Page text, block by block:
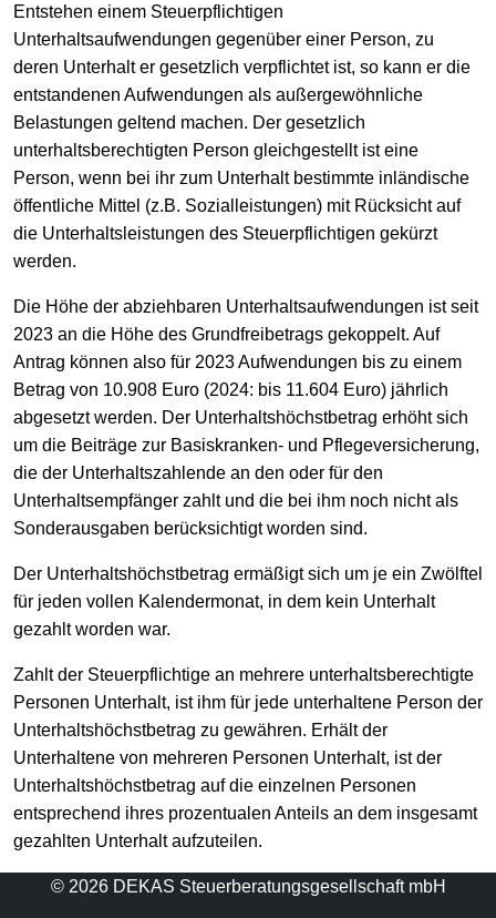
Entstehen einem Steuerpflichtigen
Unterhaltsaufwendungen gegenüber einer Person, zu
deren Unterhalt er gesetzlich verpflichtet ist, so kann er die
entstandenen Aufwendungen als außergewöhnliche
Belastungen geltend machen. Der gesetzlich
unterhaltsberechtigten Person gleichgestellt ist eine
Person, wenn bei ihr zum Unterhalt bestimmte inländische
öffentliche Mittel (z.B. Sozialleistungen) mit Rücksicht auf
die Unterhaltsleistungen des Steuerpflichtigen gekürzt
werden.
Die Höhe der abziehbaren Unterhaltsaufwendungen ist seit
2023 an die Höhe des Grundfreibetrags gekoppelt. Auf
Antrag können also für 2023 Aufwendungen bis zu einem
Betrag von 10.908 Euro (2024: bis 11.604 Euro) jährlich
abgesetzt werden. Der Unterhaltshöchstbetrag erhöht sich
um die Beiträge zur Basiskranken- und Pflegeversicherung,
die der Unterhaltszahlende an den oder für den
Unterhaltsempfänger zahlt und die bei ihm noch nicht als
Sonderausgaben berücksichtigt worden sind.
Der Unterhaltshöchstbetrag ermäßigt sich um je ein Zwölftel
für jeden vollen Kalendermonat, in dem kein Unterhalt
gezahlt worden war.
Zahlt der Steuerpflichtige an mehrere unterhaltsberechtigte
Personen Unterhalt, ist ihm für jede unterhaltene Person der
Unterhaltshöchstbetrag zu gewähren. Erhält der
Unterhaltene von mehreren Personen Unterhalt, ist der
Unterhaltshöchstbetrag auf die einzelnen Personen
entsprechend ihres prozentualen Anteils an dem insgesamt
gezahlten Unterhalt aufzuteilen.
© 2026 DEKAS Steuerberatungsgesellschaft mbH